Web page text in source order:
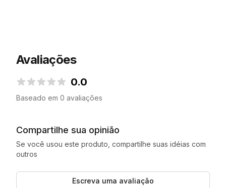
Avaliações
0.0
Baseado em 0 avaliações
Compartilhe sua opinião
Se você usou este produto, compartilhe suas idéias com
outros
Escreva uma avaliação